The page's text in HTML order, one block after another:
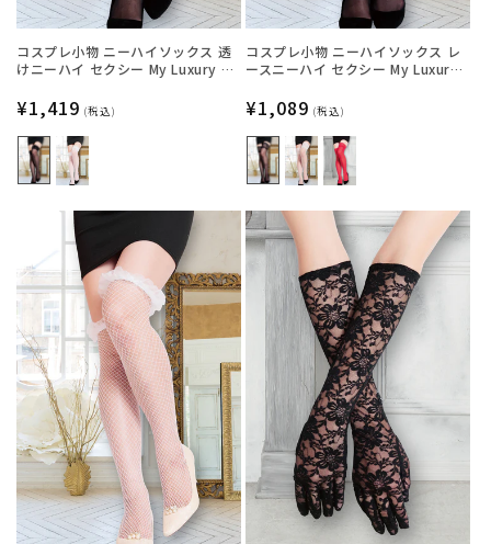
コスプレ小物 ニーハイソックス 透
けニーハイ セクシー My Luxury シ
レディース フリーサイズ ブラック
【クリアストーン】
通
常
価
格
¥1,419 (税込)
コスプレ小物 ニーハイソックス レ
ースニーハイ セクシー My Luxury
ド レディース フリーサイズ ブラッ
ク【クリアストーン】
通
常
価
格
¥1,089 (税込)